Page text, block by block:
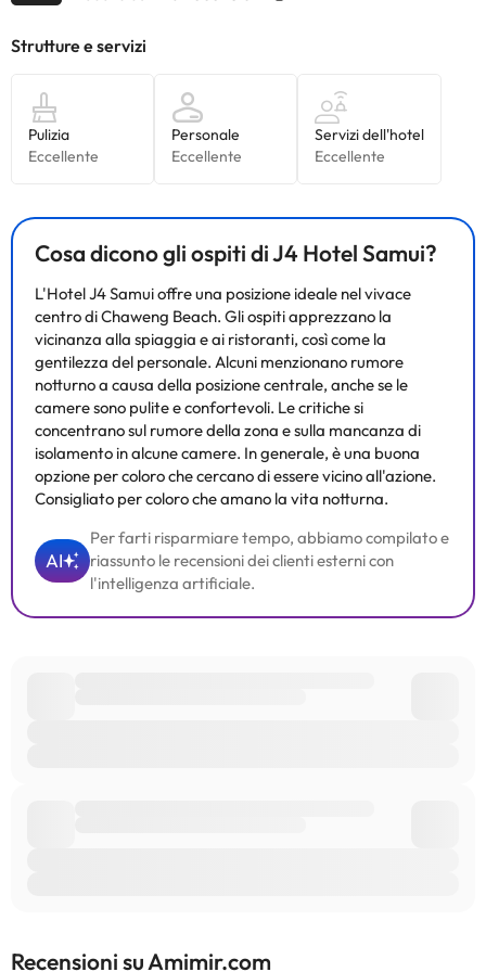
Cosa dicono gli ospiti di J4 Hotel Samui?
L'Hotel J4 Samui offre una posizione ideale nel vivace
centro di Chaweng Beach. Gli ospiti apprezzano la
vicinanza alla spiaggia e ai ristoranti, così come la
gentilezza del personale. Alcuni menzionano rumore
notturno a causa della posizione centrale, anche se le
camere sono pulite e confortevoli. Le critiche si
concentrano sul rumore della zona e sulla mancanza di
isolamento in alcune camere. In generale, è una buona
opzione per coloro che cercano di essere vicino all'azione.
Consigliato per coloro che amano la vita notturna.
AI
Per farti risparmiare tempo, abbiamo compilato e
riassunto le recensioni dei clienti esterni con
l'intelligenza artificiale.
Recensioni su Amimir.com